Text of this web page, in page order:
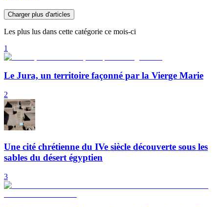
Charger plus d'articles
Les plus lus dans cette catégorie ce mois-ci
1
Le Jura, un territoire façonné par la Vierge Marie
2
Une cité chrétienne du IVe siècle découverte sous les
sables du désert égyptien
3